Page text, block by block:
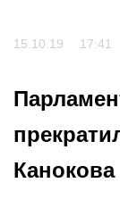
15.10.19 17:41
Канокова